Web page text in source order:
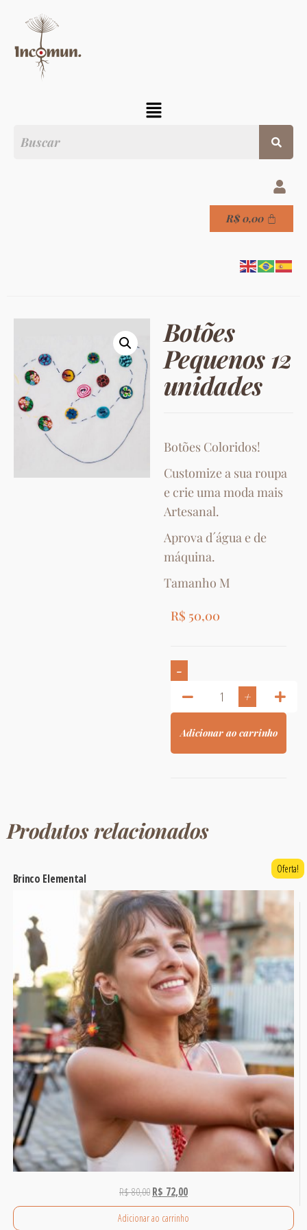
R$0,00
Botões
Pequenos 12
unidades
Botões Coloridos!
Customize a sua roupa
e crie uma moda mais
Artesanal.
Aprova d´água e de
máquina.
Tamanho M
R$ 50,00
-
+
Adicionar ao carrinho
Produtos relacionados
Brinco Elemental
Oferta!
R$80,00R$ 72,00
Adicionar ao carrinho